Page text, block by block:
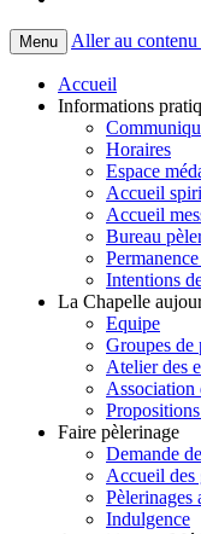
Menu Aller au
Accueil
Informations
Horaires
Espace
Accueil
Accueil
Bureau
Intentions
La Chapelle
Equipe
Groupes de
Atelier des
Association
Faire pèlerinage
Demande
Accueil des
Pèlerinages
Indulgence